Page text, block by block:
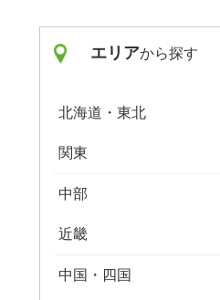
エリアから探す
北海道・東北
関東
中部
近畿
中国・四国